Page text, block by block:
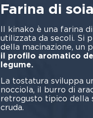
Farina di
Il kinako è una farina
utilizzata da secoli. Si
della macinazione, un
il profilo aromatico del
legume.
La tostatura sviluppa
nocciola, il burro di
retrogusto tipico della